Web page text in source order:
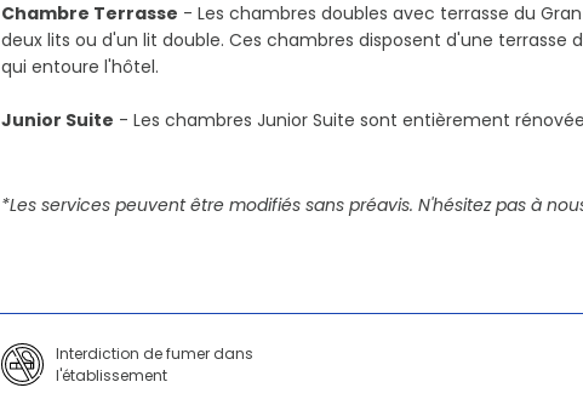
Chambre Terrasse - Les chambres doubles avec terrasse du
deux lits ou d'un lit double. Ces chambres disposent d'une
qui entoure l'hôtel.
Junior Suite - Les chambres Junior Suite sont entièrement
*Les services peuvent être modifiés sans préavis. N'hésitez pas à
Interdiction de fumer dans
l'établissement